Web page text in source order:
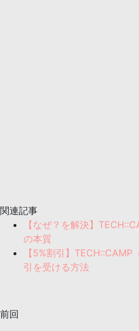
関連記事
【なぜ？を解決】
の本質
【5%割引】
引を受ける方法
前回